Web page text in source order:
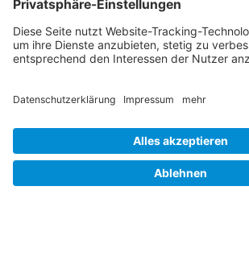
Barrierefreiheit
Hinweisgebersystem